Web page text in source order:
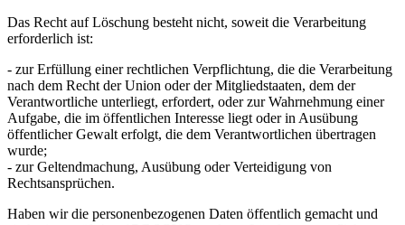
Das Recht auf Löschung besteht nicht, soweit die Verarbeitung
erforderlich ist:
- zur Erfüllung einer rechtlichen Verpflichtung, die die Verarbeitung
nach dem Recht der Union oder der Mitgliedstaaten, dem der
Verantwortliche unterliegt, erfordert, oder zur Wahrnehmung einer
Aufgabe, die im öffentlichen Interesse liegt oder in Ausübung
öffentlicher Gewalt erfolgt, die dem Verantwortlichen übertragen
wurde;
- zur Geltendmachung, Ausübung oder Verteidigung von
Rechtsansprüchen.
Haben wir die personenbezogenen Daten öffentlich gemacht und